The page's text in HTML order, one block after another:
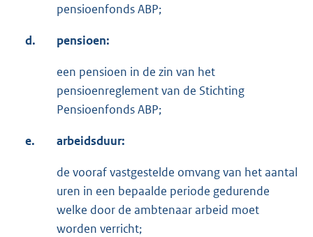
pensioenfonds ABP;
d. pensioen:
een pensioen in de zin van het
pensioenreglement van de Stichting
Pensioenfonds ABP;
e. arbeidsduur:
de vooraf vastgestelde omvang van het aantal
uren in een bepaalde periode gedurende
welke door de ambtenaar arbeid moet
worden verricht;